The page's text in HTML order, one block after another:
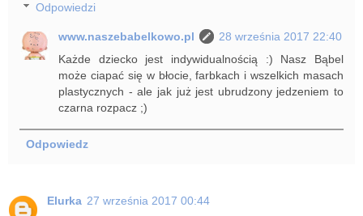
Odpowiedzi
www.naszebabelkowo.pl
28 września 2017 22:40
Każde dziecko jest indywidualnością :) Nasz Bąbel
może ciapać się w błocie, farbkach i wszelkich masach
plastycznych - ale jak już jest ubrudzony jedzeniem to
czarna rozpacz ;)
Odpowiedz
Elurka 27 września 2017 00:44